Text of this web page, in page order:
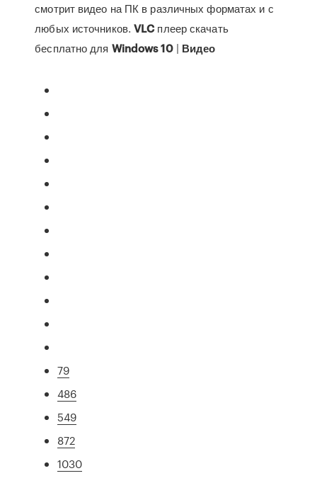
смотрит видео на ПК в различных форматах и с
любых источников.VLCплеер скачать
бесплатно для Windows10| Видео
79
486
549
872
1030